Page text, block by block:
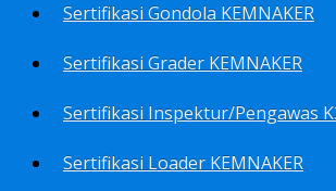
Sertifikasi Gondola KEMNAKER
Sertifikasi Grader KEMNAKER
Sertifikasi Inspektur/Pengawas
Sertifikasi Loader KEMNAKER